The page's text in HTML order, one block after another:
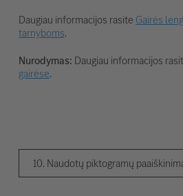
Daugiau informacijos rasite Gairės
tarnyboms.
Nurodymas: Daugiau informacijos
gairėse.
10. Naudotų piktogramų